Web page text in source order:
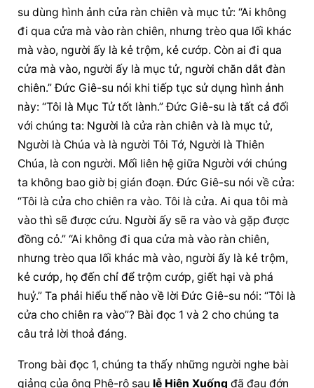
su dùng hình ảnh cửa ràn chiên và mục tử: “Ai không
đi qua cửa mà vào ràn chiên, nhưng trèo qua lối khác
mà vào, người ấy là kẻ trộm, kẻ cướp. Còn ai đi qua
cửa mà vào, người ấy là mục tử, người chăn dắt đàn
chiên.” Đức Giê-su nói khi tiếp tục sử dụng hình ảnh
này: “Tôi là Mục Tử tốt lành.” Đức Giê-su là tất cả đối
với chúng ta: Người là cửa ràn chiên và là mục tử,
Người là Chúa và là người Tôi Tớ, Người là Thiên
Chúa, là con người. Mối liên hệ giữa Người với chúng
ta không bao giờ bị gián đoạn. Đức Giê-su nói về cửa:
“Tôi là cửa cho chiên ra vào. Tôi là cửa. Ai qua tôi mà
vào thì sẽ được cứu. Người ấy sẽ ra vào và gặp được
đồng cỏ.” “Ai không đi qua cửa mà vào ràn chiên,
nhưng trèo qua lối khác mà vào, người ấy là kẻ trộm,
kẻ cướp, họ đến chỉ để trộm cướp, giết hại và phá
huỷ.” Ta phải hiểu thế nào về lời Đức Giê-su nói: “Tôi là
cửa cho chiên ra vào”? Bài đọc 1 và 2 cho chúng ta
câu trả lời thoả đáng.
Trong bài đọc 1, chúng ta thấy những người nghe bài
giảng của ông Phê-rô sau lễ Hiện Xuống đã đau đớn